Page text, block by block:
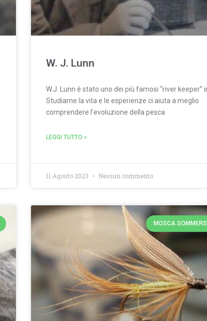
W. J. Lunn
W.J. Lunn è stato uno dei più famosi “river keeper”
Studiarne la vita e le esperienze ci aiuta a meglio
comprendere l’evoluzione della pesca
LEGGI TUTTO »
11 Agosto 2023 Nessun commento
MOSCA